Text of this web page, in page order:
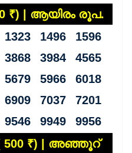
₹) | ആയിരം രൂപ.
1496 1596
3984 4565
5966 6018
7037 7201
9949 9956
( 500 ₹) | അഞ്ഞൂറ്